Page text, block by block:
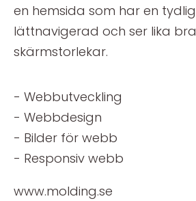
en hemsida som har en
lättnavigerad och ser lika
skärmstorlekar.
- Webbutveckling
- Webbdesign
- Bilder för webb
- Responsiv webb
www.molding.se